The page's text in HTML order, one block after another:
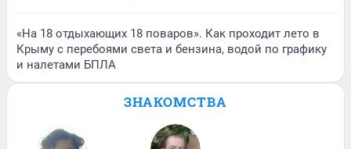
«На 18 отдыхающих 18 поваров». Как проходит лето в
Крыму с перебоями света и бензина, водой по графику
и налетами БПЛА
ЗНАКОМСТВА